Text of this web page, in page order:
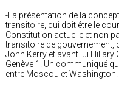
-La présentation de la
transitoire, qui doit être le
Constitution actuelle et non
transitoire de gouvernement,
John Kerry et avant lui
Genève 1. Un communiqué
entre Moscou et Washington.